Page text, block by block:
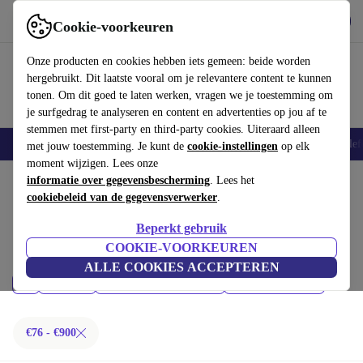
Cookie-voorkeuren
Onze producten en cookies hebben iets gemeen: beide worden
hergebruikt. Dit laatste vooral om je relevantere content te kunnen
tonen. Om dit goed te laten werken, vragen we je toestemming om
je surfgedrag te analyseren en content en advertenties op jou af te
stemmen met first-party en third-party cookies. Uiteraard alleen
met jouw toestemming. Je kunt de cookie-instellingen op elk
moment wijzigen. Lees onze
informatie over gegevensbescherming. Lees het
cookiebeleid van de gegevensverwerker.
Beperkt gebruik
COOKIE-VOORKEUREN
ALLE COOKIES ACCEPTEREN
Gebruik refurbed snel en eenvoudig
Smartphones Laptops Tablets Smartwatches Accessoires
Home Producten
Gecertificeerd refurbished Tablets onder 900€ – bespaar tot 40%. 30
dagen retourrecht & 12 maanden garantie. Shop vandaag nog duurzaam!
€76 - €900